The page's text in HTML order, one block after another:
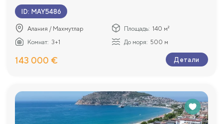
ID: MAY5486
Алания / Махмутлар Площадь: 140 м²
Комнат: 3+1 До моря: 500 м
143 000 € Детали